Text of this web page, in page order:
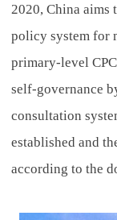
2020, China aims
policy system for
primary-level
self-governance
consultation
established and
according to the